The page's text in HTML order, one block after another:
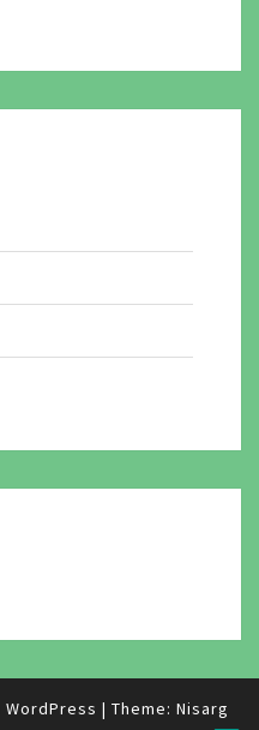
WordPress | Theme: Nisarg